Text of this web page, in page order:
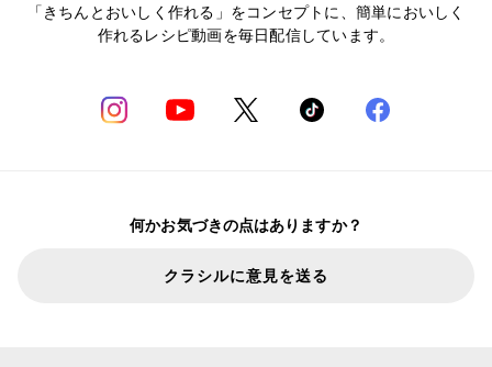
「きちんとおいしく作れる」をコンセプトに、簡単においしく
作れるレシピ動画を毎日配信しています。
何かお気づきの点はありますか？
クラシルに意見を送る